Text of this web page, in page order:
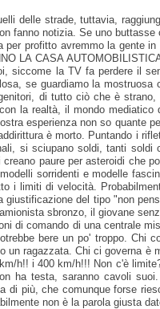
delle strade, tuttavia,
notizia. Se uno
profitto avremmo la gente
LA CASA
la TV fa perdere il
se guardiamo la
di tutto ciò che è
la realtà, il mondo
esperienza non so quante
è morto. Puntando i
si sciupano soldi, tanti
paure per asteroidi che
sorridenti e modelle
limiti di velocità.
del tipo "non
sbronzo, il giovane
di comando di una centrale
bere un po' troppo. Chi
ragazzata. Chi ci governa
h!! i 400 km/h!!! Non c'è
testa, saranno cavoli
più, che comunque forse
non è la parola giusta